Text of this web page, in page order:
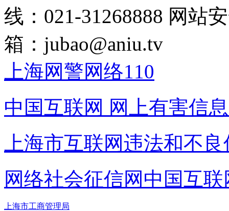
线：021-31268888 网站
箱： jubao@aniu.tv
上海网警网络110
中国互联网 网上有害信
上海市互联网违法和不
网络社会征信网 中国互
上海市工商管理局